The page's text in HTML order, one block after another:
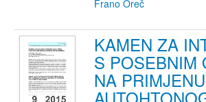
Frano Oreč
KAMEN ZA
S POSEBNIM
NA PRIMJENU